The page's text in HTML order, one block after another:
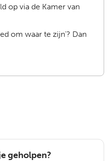
op via de Kamer van
om waar te zijn'? Dan
geholpen?